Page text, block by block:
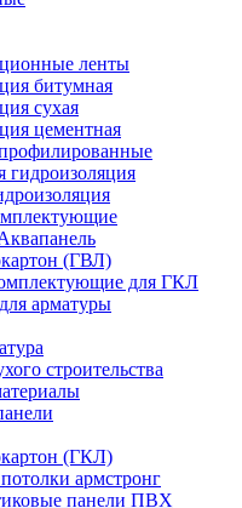
ленты
битумная
сухая
цементная
гидроизоляция
(ГВЛ)
для ГКЛ
арматуры
строительства
(ГКЛ)
армстронг
панели ПВХ